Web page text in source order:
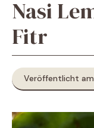
Nasi
Fitr
Veröffentlicht am